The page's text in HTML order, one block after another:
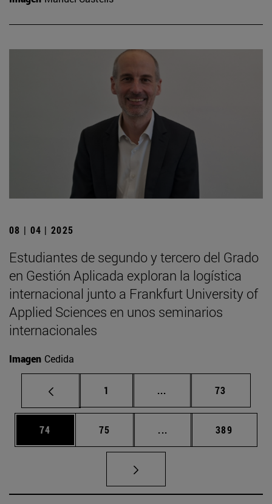
08 | 04 | 2025
Estudiantes de segundo y tercero del Grado
en Gestión Aplicada exploran la logística
internacional junto a Frankfurt University of
Applied Sciences en unos seminarios
internacionales
Imagen Cedida
Página
1 ... Páginas intermedias
Página
73
Página
74 Página
75 ... Páginas intermedias
Página
389